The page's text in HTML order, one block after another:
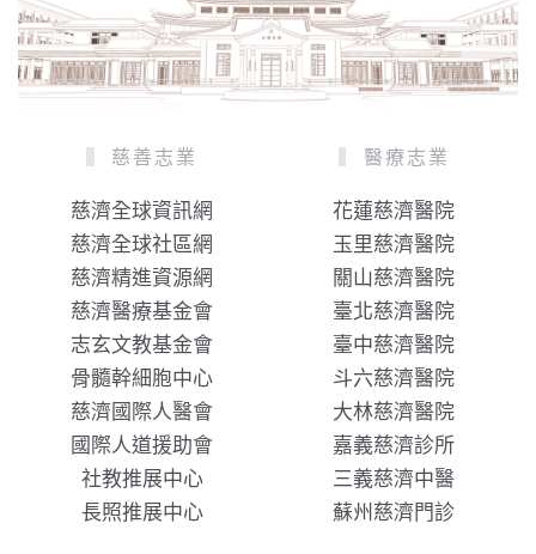
慈善志業
慈濟全球資訊網
慈濟全球社區網
慈濟精進資源網
慈濟醫療基金會
志玄文教基金會
骨髓幹細胞中心
慈濟國際人醫會
國際人道援助會
社教推展中心
長照推展中心
醫療志業
花蓮慈濟醫院
玉里慈濟醫院
關山慈濟醫院
臺北慈濟醫院
臺中慈濟醫院
斗六慈濟醫院
大林慈濟醫院
嘉義慈濟診所
三義慈濟中醫
蘇州慈濟門診